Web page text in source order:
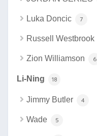
Luka Doncic 7
Russell Westbrook
Zion Williamson 6
Li-Ning 18
Jimmy Butler 4
Wade 5